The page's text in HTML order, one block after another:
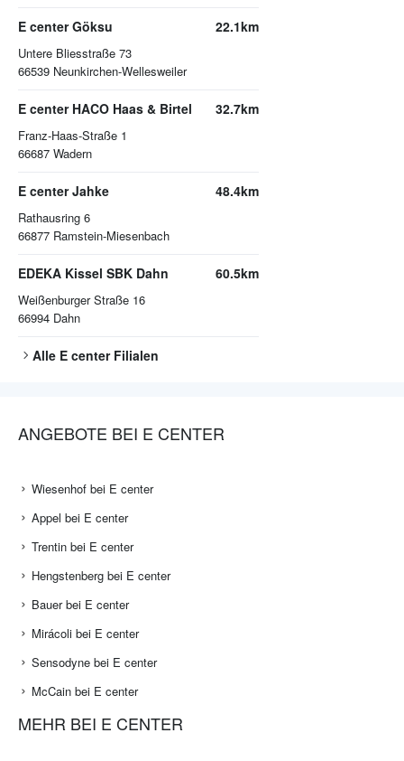
E center Göksu
Untere Bliesstraße 73
66539 Neunkirchen-Wellesweiler
22.1km
E center HACO Haas & Birtel
Franz-Haas-Straße 1
66687 Wadern
32.7km
E center Jahke
Rathausring 6
66877 Ramstein-Miesenbach
48.4km
EDEKA Kissel SBK Dahn
Weißenburger Straße 16
66994 Dahn
60.5km
Alle E centerFilialen
ANGEBOTE BEI E CENTER
Wiesenhof bei E center
Appel bei E center
Trentin bei E center
Hengstenberg bei E center
Bauer bei E center
Mirácoli bei E center
Sensodyne bei E center
McCain bei E center
MEHR BEI E CENTER